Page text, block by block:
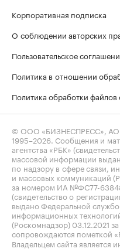
Корпоративная подписка
О соблюдении авторских
Пользовательское
Политика в отношении
Политика обработки
© ООО «БИЗНЕСПРЕСС»,
1995–2026 . Сообщения и
агентства «РБК»
массовой информации
по надзору в сфере связи,
и массовых коммуникаций
за номером ИА №ФС77-
(свидетельство о
выдано Федеральной
информационных
(Роскомнадзор) 03.12.2021
сопровождаются пометкой
Владельцем сайта является